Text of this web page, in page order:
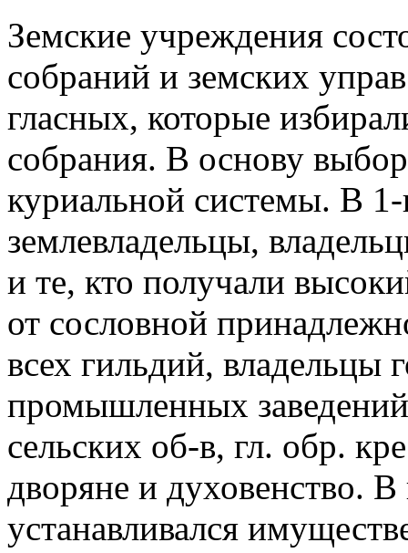
Земские учреждения
собраний и земских
гласных, которые
собрания. В основу
куриальной системы. В
землевладельцы,
и те, кто получали
от сословной
всех гильдий, владельцы
промышленных
сельских об-в, гл. обр.
дворяне и духовенство.
устанавливался